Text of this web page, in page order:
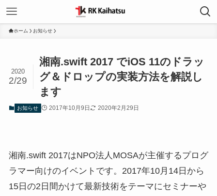
ホーム お知らせ
湘南.swift 2017 でiOS 11のドラッ
グ＆ドロップの実装方法を解説し
ます
2020
2/29
お知らせ 2017年10月9日 2020年2月29日
湘南.swift 2017はNPO法人MOSAが主催するプログ
ラマー向けのイベントです。2017年10月14日から
15日の2日間かけて最新技術をテーマにセミナーや